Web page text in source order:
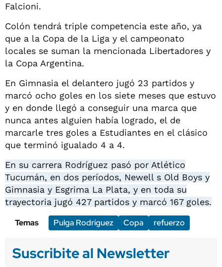
Falcioni.
Colón tendrá triple competencia este año, ya
que a la Copa de la Liga y el campeonato
locales se suman la mencionada Libertadores y
la Copa Argentina.
En Gimnasia el delantero jugó 23 partidos y
marcó ocho goles en los siete meses que estuvo
y en donde llegó a conseguir una marca que
nunca antes alguien había logrado, el de
marcarle tres goles a Estudiantes en el clásico
que terminó igualado 4 a 4.
En su carrera Rodríguez pasó por Atlético
Tucumán, en dos períodos, Newell s Old Boys y
Gimnasia y Esgrima La Plata, y en toda su
trayectoria jugó 427 partidos y marcó 167 goles.
Temas
Pulga Rodríguez Copa refuerzo
Suscribite al Newsletter